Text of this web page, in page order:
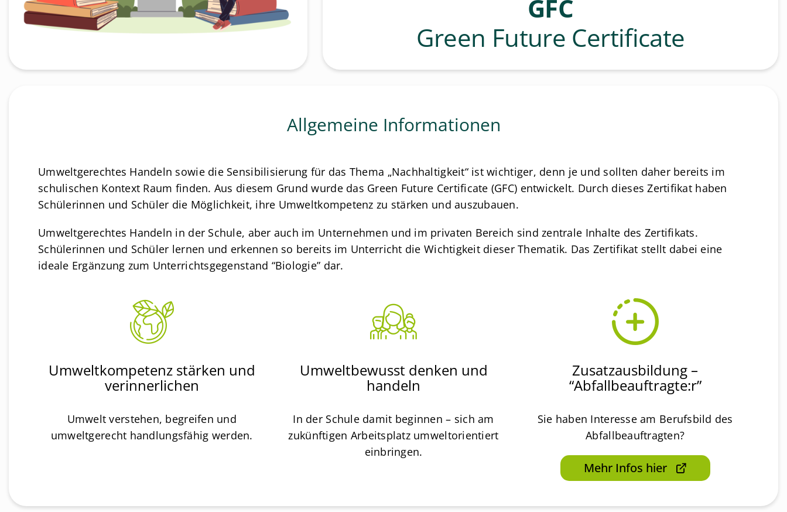
GFC
Green Future Certificate
Allgemeine Informationen
Umweltgerechtes Handeln sowie die Sensibilisierung für das Thema „Nachhaltigkeit“ ist wichtiger, denn je und sollten daher bereits im
schulischen Kontext Raum finden. Aus diesem Grund wurde das Green Future Certificate (GFC) entwickelt. Durch dieses Zertifikat haben
Schülerinnen und Schüler die Möglichkeit, ihre Umweltkompetenz zu stärken und auszubauen.
Umweltgerechtes Handeln in der Schule, aber auch im Unternehmen und im privaten Bereich sind zentrale Inhalte des Zertifikats.
Schülerinnen und Schüler lernen und erkennen so bereits im Unterricht die Wichtigkeit dieser Thematik. Das Zertifikat stellt dabei eine
ideale Ergänzung zum Unterrichtsgegenstand “Biologie” dar.
Umweltkompetenz stärken und
verinnerlichen
Umwelt verstehen, begreifen und
umweltgerecht handlungsfähig werden.
Umweltbewusst denken und
handeln
In der Schule damit beginnen – sich am
zukünftigen Arbeitsplatz umweltorientiert
einbringen.
Zusatzausbildung –
“Abfallbeauftragte:r”
Sie haben Interesse am Berufsbild des
Abfallbeauftragten?
Mehr Infos hier